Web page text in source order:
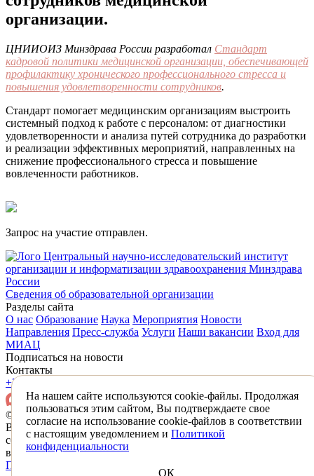
На нашем сайте используются cookie-файлы. Продолжая
пользоваться этим сайтом, Вы подтверждаете свое
согласие на использование cookie-файлов в соответствии
с настоящим уведомлением и Политикой
конфиденциальности
ОК
организации.
ЦНИИОИЗ Минздрава России разработал Стандарт
кадровой политики медицинской организации, обеспечивающей
профилактику хронического профессионального стресса и
повышения удовлетворенности сотрудников.
Стандарт помогает медицинским организациям выстроить
системный подход к работе с персоналом: от диагностики
удовлетворенности и анализа путей сотрудника до разработки
и реализации эффективных мероприятий, направленных на
снижение профессионального стресса и повышение
вовлеченности работников.
Запрос на участие отправлен.
Центральный научно-исследовательский институт
организации и информатизации здравоохранения Минздрава
России
Сведения об образовательной организации
Разделы сайта
О нас Образование Наука Мероприятия Новости
Направления Пресс-служба Услуги Наши вакансии Вход для
МИАЦ
Подписаться на новости
Контакты
+7 (495) 618-31-83
© 2026 ФГБУ «ЦНИИОИЗ» Минздрава России
Все материалы, находящиеся на сайте охраняются в
соответствии с законодательством РФ,
в том числе об авторском праве и смежных правах.
Политика конфиденциальности